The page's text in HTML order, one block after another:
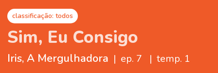
classificação: todos
Sim, Eu Consigo
Iris, A Mergulhadora | ep. 7 | temp. 1